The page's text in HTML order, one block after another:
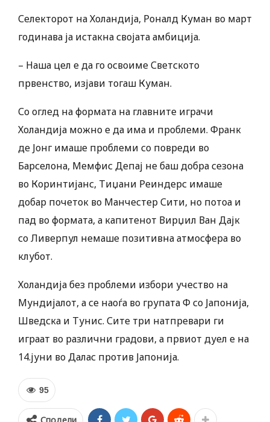
Селекторот на Холандија, Роналд Куман во март
годинава ја истакна својата амбиција.
– Наша цел е да го освоиме Светското
првенство, изјави тогаш Куман.
Со оглед на формата на главните играчи
Холандија можно е да има и проблеми. Франк
де Јонг имаше проблеми со повреди во
Барселона, Мемфис Депај не баш добра сезона
во Коринтијанс, Тиџани Реиндерс имаше
добар почеток во Манчестер Сити, но потоа и
пад во формата, а капитенот Вирџил Ван Дајк
со Ливерпул немаше позитивна атмосфера во
клубот.
Холандија без проблеми избори учество на
Мундијалот, а се наоѓа во групата Ф со Јапонија,
Шведска и Тунис. Сите три натпревари ги
играат во различни градови, а првиот дуел е на
14.јуни во Далас против Јапонија.
95